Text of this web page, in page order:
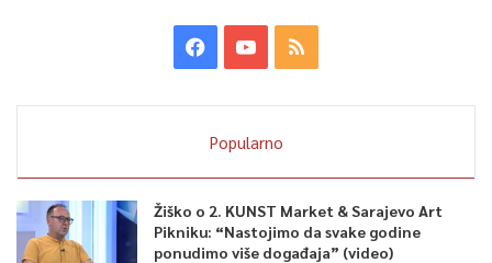
Popularno
Žiško o 2. KUNST Market & Sarajevo Art
Pikniku: “Nastojimo da svake godine
ponudimo više događaja” (video)